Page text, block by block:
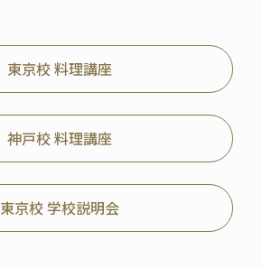
東京校 料理講座
神戸校 料理講座
東京校 学校説明会